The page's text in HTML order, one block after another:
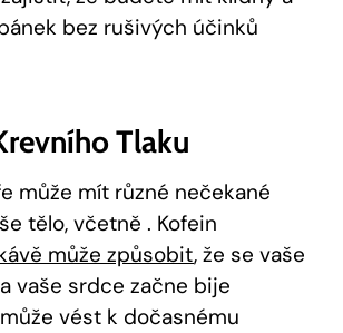
bez rušivých účinků
⁢tlaku
může mít ⁣různé⁤ nečekané
tělo, včetně . Kofein
může způsobit, že se vaše
vaše srdce začne‌ bije
vést k dočasnému​